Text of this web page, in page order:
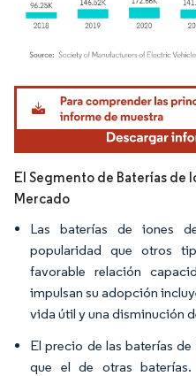
Imagen © Mordor Intelligence. El uso
El Segmento de Baterías de
Mercado
Las baterías de iones
popularidad que otros
favorable relación
impulsan su adopción
vida útil y una disminución
El precio de las baterías
que el de otras